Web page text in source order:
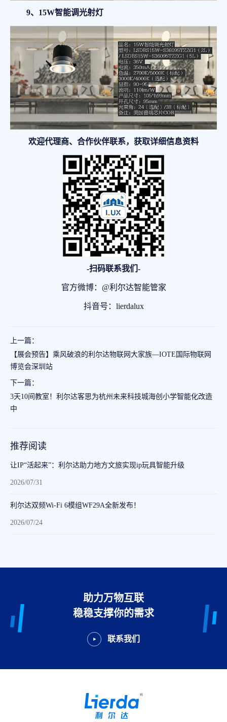
9、15W智能调光射灯
欢迎代理商、合作伙伴联系，获取详细信息资料
-扫码联系我们-
官方微博：@利尔达智能管家
抖音号：lierdalux
上一篇：
【展会预告】乘风破浪的利尔达物联网大家族—IOTE国际物联网
博览会深圳站
下一篇：
3天10间教室！利尔达客思为杭州未来科技城海创小学智能化改造
中
推荐阅读
让IP“活起来”：利尔达助力地方文旅实现ip玩具智能升级
2026/07/31
利尔达双频Wi-Fi 6模组WF29A全新发布！
2026/07/24
助力万物互联
稳稳支撑你的需求
联系我们